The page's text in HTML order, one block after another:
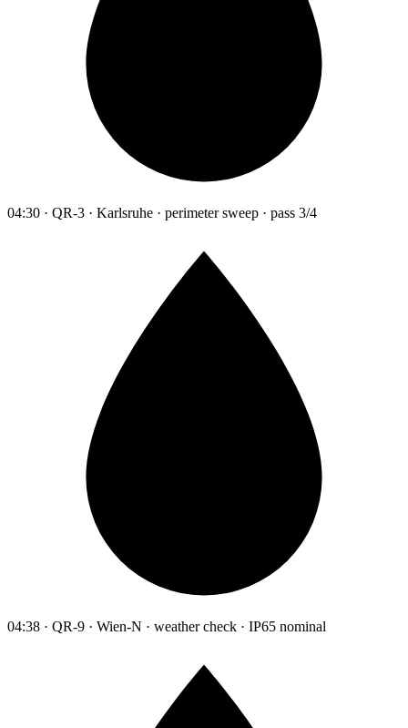
04:30 · QR-3 · Karlsruhe · perimeter sweep · pass 3/4
04:38 · QR-9 · Wien-N · weather check · IP65 nominal